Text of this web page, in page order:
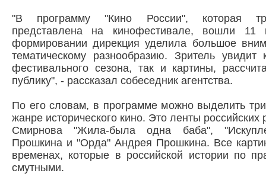
"В программу "Кино России", которая
представлена на кинофестивале, вошли 11
формировании дирекция уделила большое
тематическому разнообразию. Зритель увидит
фестивального сезона, так и картины,
публику", - рассказал собеседник агентства.
По его словам, в программе можно выделить
жанре исторического кино. Это ленты
Смирнова "Жила-была одна баба",
Прошкина и "Орда" Андрея Прошкина. Все
временах, которые в российской истории по
смутными.